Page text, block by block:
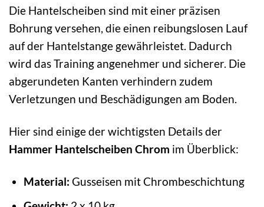
Die Hantelscheiben sind mit einer präzisen
Bohrung versehen, die einen reibungslosen Lauf
auf der Hantelstange gewährleistet. Dadurch
wird das Training angenehmer und sicherer. Die
abgerundeten Kanten verhindern zudem
Verletzungen und Beschädigungen am Boden.
Hier sind einige der wichtigsten Details der
Hammer Hantelscheiben Chrom im Überblick:
Material: Gusseisen mit Chrombeschichtung